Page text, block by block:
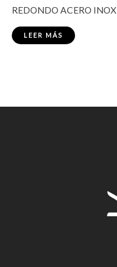
REDONDO ACERO INOX
LEER MÁS